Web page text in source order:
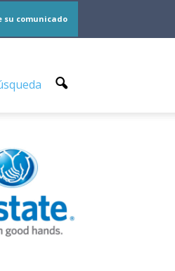
su comunicado